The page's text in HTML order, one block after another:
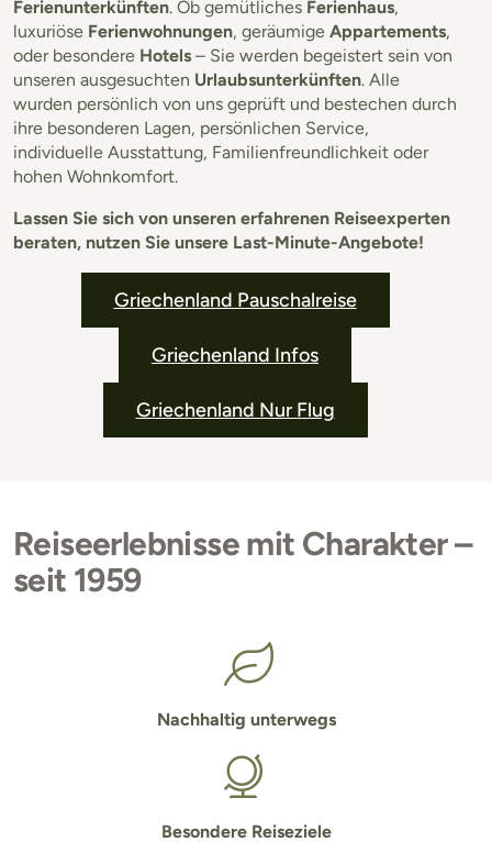
Ferienunterkünften. Ob gemütliches Ferienhaus,
luxuriöse Ferienwohnungen, geräumige Appartements,
oder besondere Hotels – Sie werden begeistert sein von
unseren ausgesuchten Urlaubsunterkünften. Alle
wurden persönlich von uns geprüft und bestechen durch
ihre besonderen Lagen, persönlichen Service,
individuelle Ausstattung, Familienfreundlichkeit oder
hohen Wohnkomfort.
Lassen Sie sich von unseren erfahrenen Reiseexperten
beraten, nutzen Sie unsere Last-Minute-Angebote!
Griechenland Pauschalreise
Griechenland Infos
Griechenland Nur Flug
Reiseerlebnisse mit Charakter –
seit 1959
Nachhaltig unterwegs
Besondere Reiseziele